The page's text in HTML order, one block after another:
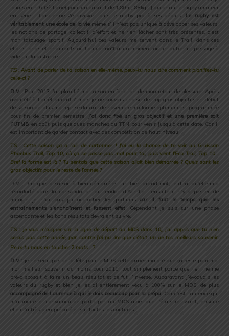
jouais en n°6 (3è ligne) pour un gabarit de 1,80m, 88kg . J’ai connu le rugby amateur
en série , l’ancienne 2è division puis le rugby pro à ses débuts. Le rugby est
véritablement une école de la viemême s’il n’est pas unique à développer ses valeurs,
les notions de partage, collectif, d’effort et ne rien lâcher sont très présentes, c’est
mon tatouage sportif. Aujourd’hui ces valeurs me servent dans le Trail, dans ces
efforts longs et endurants où l’on connaît à un moment ou un autre un passage à
vide sur la distance .
T.S : Avant de parler de ta saison en elle-même, peux-tu nous dire comment planifies-tu
celle-ci ?
D.V : Pour 2013 j’ai planifié ma saison en fonction de mon retour de blessure. Après
avoir été à l’arrêt durant 7 mois je ne pouvais choisir de trop gros objectifs en début
de saison de plus ma reprise datant de novembre ma forme optimum est programmée
pour fin de premier semestre. J’ai donc fixé un gros objectif et une première soit
l’UTMB en août puis quelques manches du TTN pour venir jusqu’à cette date. Car il
est important de garder contact avec des compétition de haut niveau.
T.S : Cette saison ça a l’air de cartonner ! J’ai eu la chance de te voir au Gruissan
Phoebus Trail, Top 10, où ça se passe pas mal pour toi, puis vient l’Eco Trail, Top 10…
Bref la forme est là ? Tu sentais que cette saison allait bien démarrée ? Quels sont les
gros objectifs pour le reste de l’année ?
D.V : Dire que la saison à bien démarré est un bien grand mot, je dirai qu’elle m’a
réconforté dans la consolidation du tendon d’Achille , ensuite il n’y a pas eu de
miracle je n’ai pas pu accrocher les podiums car il faut le temps que les
entraînements s’enchaînent et fassent effet. Cependant je suis sur une phase
ascendante et les bons résultats devraient suivre.
T.S : Je vais m’aligner sur la ligne de départ du MDS dans 10j, j’ai appris que tu n’en
serais pas cette année, par contre j’ai pu lire que c’était un de tes meilleurs souvenir.
Peux-tu nous en toucher 2 mots …?
D.V : je ne serai pas de la fête pour le MDS cette année malgré que ça reste pour moi
mon meilleur souvenir du moins pour 2011, tout simplement parce que rien ne me
pré-disposait à faire un beau résultat et ce fut l’inverse. Auparavant j’évoquais les
valeurs du rugby et bien je les ai entièrement vécu à 100% sur le MDS, de plus
accompagné de Laurence à qui je dois beaucoup pour la prépa. Car c’est Laurence qui
m’a incité et convaincu de participer au MDS alors que j’étais retissant, ensuite
elle m’a très bien préparé et sur toutes les coutures.